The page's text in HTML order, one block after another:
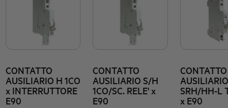
CONTATTO
AUSILIARIO H 1CO
x INTERRUTTORE
E90
CONTATTO
AUSILIARIO S/H
1CO/SC. RELE' x
E90
CONTATTO
AUSILIARIO
SRH/HH-L
x E90